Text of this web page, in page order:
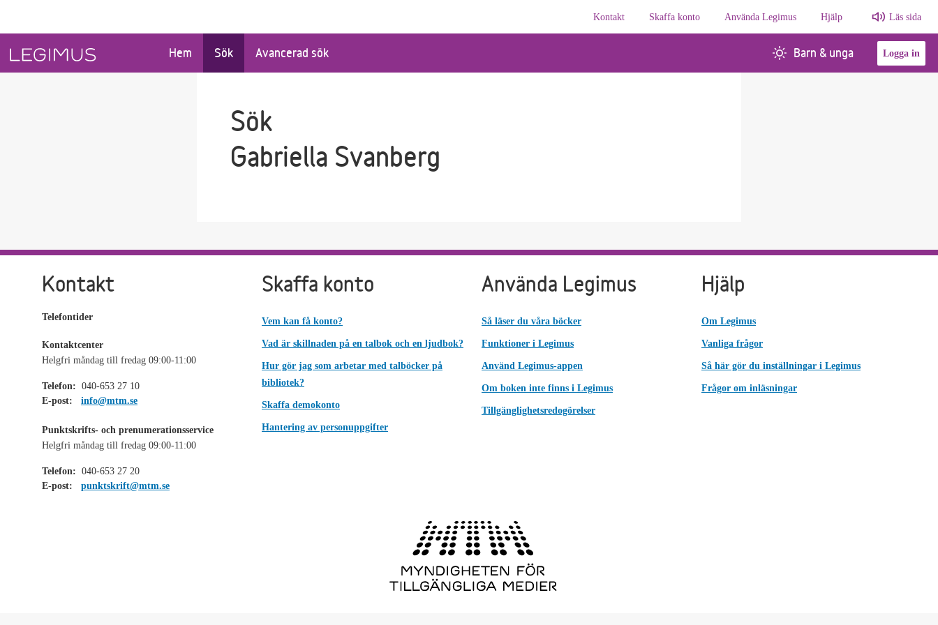
Kontakt
Skaffa konto Använda Legimus Hjälp Läs sida
Hem Sök Avancerad sök Barn & unga Logga in
Sök
Gabriella Svanberg
Kontakt
Telefontider
Kontaktcenter
Helgfri måndag till fredag 09:00-11:00
Telefon: 040-653 27 10
E-post:
info@mtm.se
Punktskrifts- och prenumerationsservice
Helgfri måndag till fredag 09:00-11:00
Telefon: 040-653 27 20
E-post:
punktskrift@mtm.se
Skaffa konto
Vem kan få konto?
Vad är skillnaden på en talbok och en ljudbok?
Hur gör jag som arbetar med talböcker på
bibliotek?
Skaffa demokonto
Hantering av personuppgifter
Använda Legimus
Så läser du våra böcker
Funktioner i Legimus
Använd Legimus-appen
Om boken inte finns i Legimus
Tillgänglighetsredogörelser
Hjälp
Om Legimus
Vanliga frågor
Så här gör du inställningar i Legimus
Frågor om inläsningar